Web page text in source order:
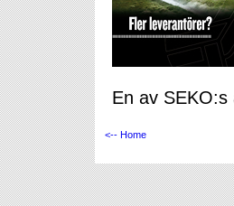
En av SEKO:s
<-- Home